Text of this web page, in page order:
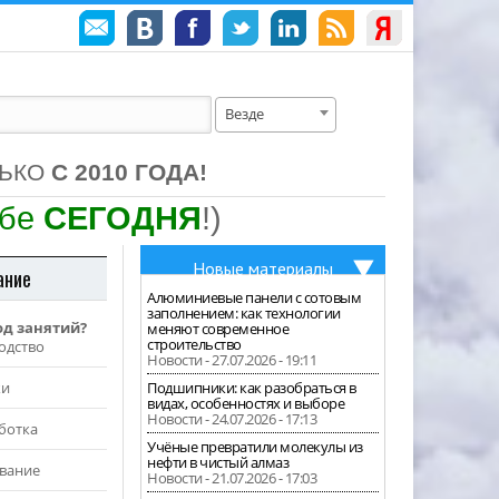
Везде
С 2010 ГОДА!
СЕГОДНЯ!)
занятий?
Новые материалы
Алюминиевые панели с сотовым
заполнением: как технологии
меняют современное
строительство
Новости - 27.07.2026 - 19:11
Подшипники: как разобраться в
видах, особенностях и выборе
Новости - 24.07.2026 - 17:13
Учёные превратили молекулы из
нефти в чистый алмаз
Новости - 21.07.2026 - 17:03